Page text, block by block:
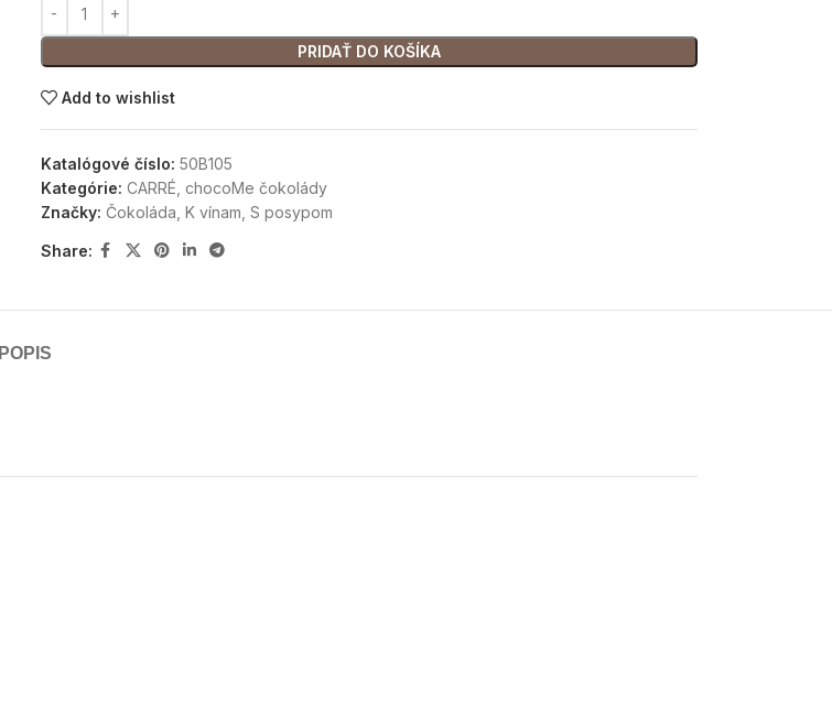
PRIDAŤ DO KOŠÍKA
Add to wishlist
Katalógové číslo: 50B105
Kategórie: CARRÉ chocoMe čokolády
Značky: Čokoláda K vínam S posypom
Share:
POPIS